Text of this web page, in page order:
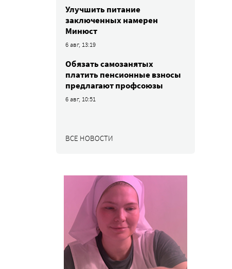
Улучшить питание
заключенных намерен
Минюст
6 авг, 13:19
Обязать самозанятых
платить пенсионные взносы
предлагают профсоюзы
6 авг, 10:51
ВСЕ НОВОСТИ